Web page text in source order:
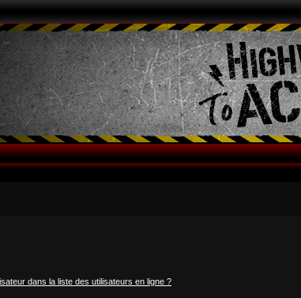
dans la liste des utilisateurs en ligne ?